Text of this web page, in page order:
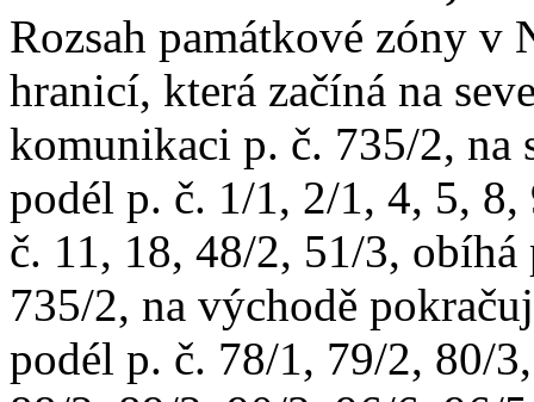
Rozsah památkové zóny
hranicí, která začíná na
komunikaci p. č. 735/2, na
podél p. č. 1/1, 2/1, 4, 5,
č. 11, 18, 48/2, 51/3,
735/2, na východě
podél p. č. 78/1, 79/2, 80/